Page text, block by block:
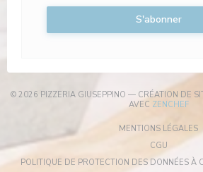
S'abonner
© 2026 PIZZERIA GIUSEPPINO — CRÉATION DE
AVEC ZENCHEF
MENTIONS LÉGALES
CGU((OUVRE
POLITIQUE DE PROTECTION DES DONNÉES À